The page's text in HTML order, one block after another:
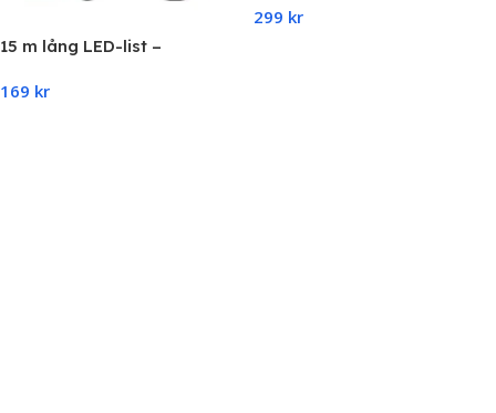
15 m lång LED-list –
RGB-tejp med fjärrkontroll –
169 kr
299 kr